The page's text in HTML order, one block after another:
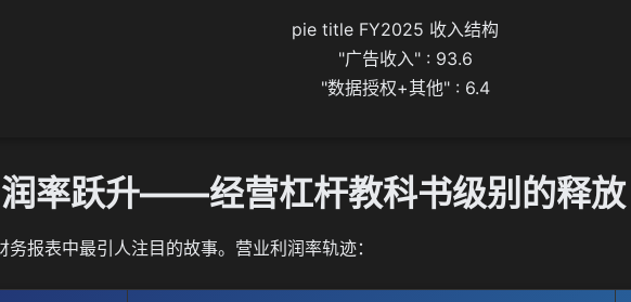
pie title FY2025 收入结构
率跃升——经营杠杆教科书级别的释放
报表中最引人注目的故事。营业利润率轨迹：